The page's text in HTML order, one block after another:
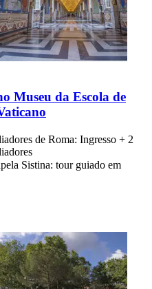
Museu da Escola de
de Roma: Ingresso + 2
Sistina: tour guiado em